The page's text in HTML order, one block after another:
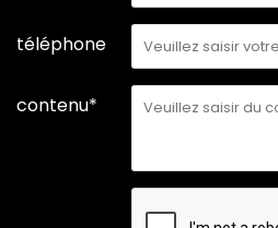
téléphone
contenu*